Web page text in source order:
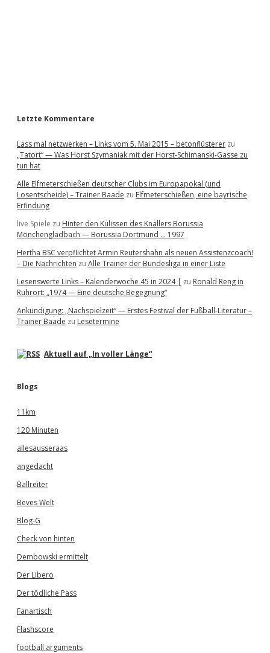
Letzte Kommentare
Lass mal netzwerken – Links vom 5. Mai 2015 – betonflüsterer zu
„Tatort“ — Was Horst Szymaniak mit der Horst-Schimanski-Gasse zu
tun hat
Alle Elfmeterschießen deutscher Clubs im Europapokal (und
Losentscheide) – Trainer Baade zu Elfmeterschießen, eine bayrische
Erfindung
live Spiele zu Hinter den Kulissen des Knallers Borussia
Mönchengladbach — Borussia Dortmund … 1997
Hertha BSC verpflichtet Armin Reutershahn als neuen Assistenzcoach!
– Die Nachrichten zu Alle Trainer der Bundesliga in einer Liste
Lesenswerte Links – Kalenderwoche 45 in 2024 | zu Ronald Reng in
Ruhrort: „1974 — Eine deutsche Begegnung“
Ankündigung: „Nachspielzeit“ — Erstes Festival der Fußball-Literatur –
Trainer Baade zu Lesetermine
Aktuell auf „In voller Länge“
Blogs
11km
120 Minuten
allesausseraas
angedacht
Ballreiter
Beves Welt
Blog-G
Check von hinten
Dembowski ermittelt
Der Libero
Der tödliche Pass
Fanartisch
Flashscore
football arguments